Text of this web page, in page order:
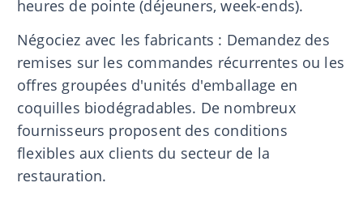
heures de pointe (déjeuners, week-ends).
Négociez avec les fabricants : Demandez des
remises sur les commandes récurrentes ou les
offres groupées d'unités d'emballage en
coquilles biodégradables. De nombreux
fournisseurs proposent des conditions
flexibles aux clients du secteur de la
restauration.